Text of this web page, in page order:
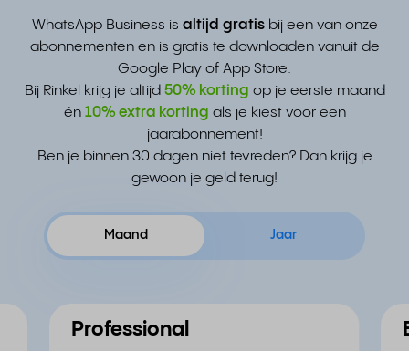
WhatsApp Business is altijd gratisbij een van onze
abonnementen en is gratis te downloaden vanuit de
Google Play of App Store.
Bij Rinkel krijg je altijd 50% korting op je eerste maand
én 10% extra korting als je kiest voor een
jaarabonnement!
Ben je binnen 30 dagen niet tevreden? Dan krijg je
gewoon je geld terug!
Maand Jaar
Professional